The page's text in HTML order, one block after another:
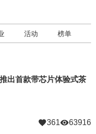
活动 榜单
出首款带芯片体验式茶
361 63916